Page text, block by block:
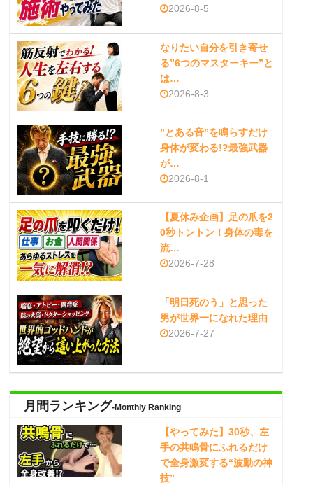
2026-8-5
なりたい自分を引き寄せ
る”6つのマスターキー”と
は…
2026-8-3
”とある音”を鳴らすだけ
身体が変わる!?最強武器
が…
2026-8-1
【夏休み企画】足の爪を2
0秒トントン！身体の毒を
流…
2026-7-28
「明日死のう」と思った
男が世界一になれた理由
2026-7-27
月間ランキング-Monthly Ranking
【やってみた】30秒、左
手の共鳴骨にふれるだけ
で全身激変する“波動の神
技”